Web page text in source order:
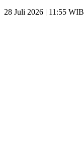
28 Juli 2026 | 11:55 WIB